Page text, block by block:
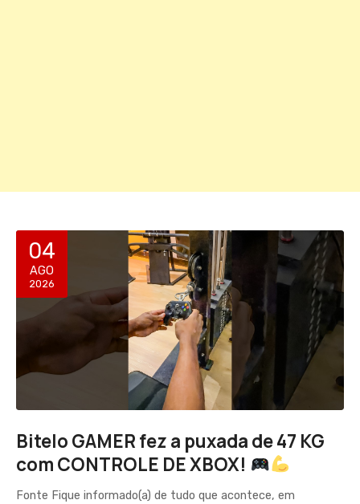
04
AGO
2026
Bitelo GAMER fez a puxada de 47 KG
com CONTROLE DE XBOX!
Fonte Fique informado(a) de tudo que acontece, em